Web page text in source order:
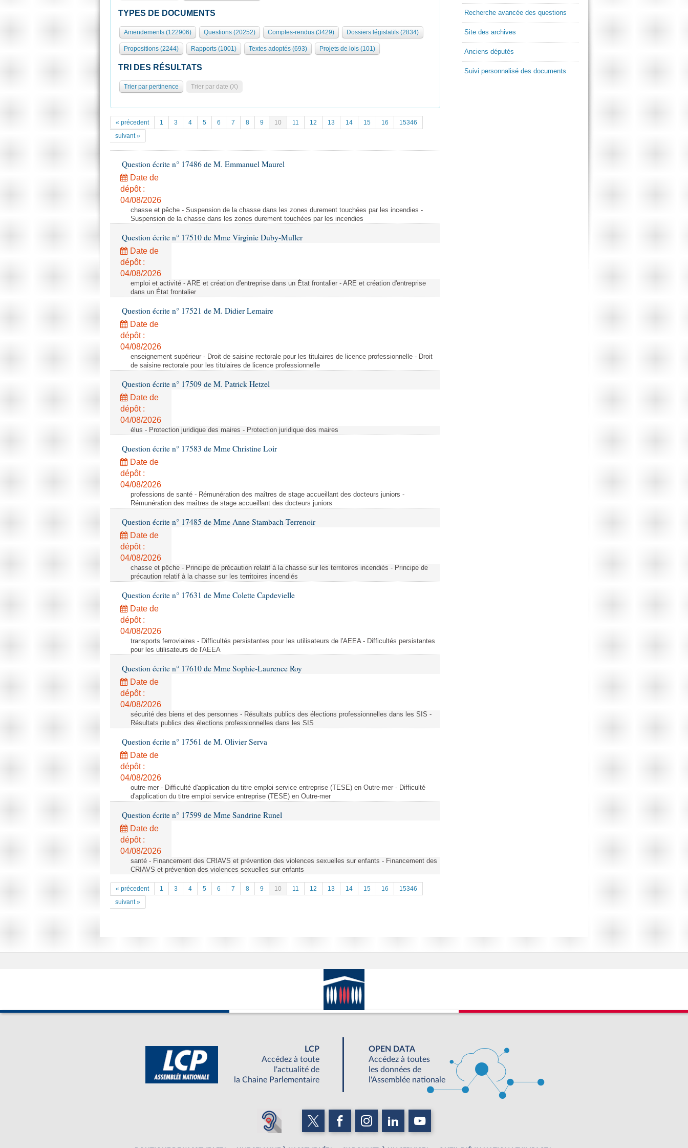
TYPES DE DOCUMENTS
Amendements (122906) Questions (20252) Comptes-rendus (3429) Dossiers législatifs (2834)
Propositions (2244) Rapports (1001) Textes adoptés (693) Projets de lois (101)
TRI DES RÉSULTATS
Trier par pertinence Trier par date (X)
« précedent 1 3 4 5 6 7 8 9 10 11 12 13 14 15 16
15346
suivant »
Question écrite n° 17486 de M. Emmanuel Maurel
Date de
dépôt :
04/08/2026
chasse et pêche - Suspension de la chasse dans les zones durement touchées par les incendies -
Suspension de la chasse dans les zones durement touchées par les incendies
Question écrite n° 17510 de Mme Virginie Duby-Muller
Date de
dépôt :
04/08/2026
emploi et activité - ARE et création d'entreprise dans un État frontalier - ARE et création d'entreprise
dans un État frontalier
Question écrite n° 17521 de M. Didier Lemaire
Date de
dépôt :
04/08/2026
enseignement supérieur - Droit de saisine rectorale pour les titulaires de licence professionnelle - Droit
de saisine rectorale pour les titulaires de licence professionnelle
Question écrite n° 17509 de M. Patrick Hetzel
Date de
dépôt :
04/08/2026
élus - Protection juridique des maires - Protection juridique des maires
Question écrite n° 17583 de Mme Christine Loir
Date de
dépôt :
04/08/2026
professions de santé - Rémunération des maîtres de stage accueillant des docteurs juniors -
Rémunération des maîtres de stage accueillant des docteurs juniors
Question écrite n° 17485 de Mme Anne Stambach-Terrenoir
Date de
dépôt :
04/08/2026
chasse et pêche - Principe de précaution relatif à la chasse sur les territoires incendiés - Principe de
précaution relatif à la chasse sur les territoires incendiés
Question écrite n° 17631 de Mme Colette Capdevielle
Date de
dépôt :
04/08/2026
transports ferroviaires - Difficultés persistantes pour les utilisateurs de l'AEEA - Difficultés persistantes
pour les utilisateurs de l'AEEA
Question écrite n° 17610 de Mme Sophie-Laurence Roy
Date de
dépôt :
04/08/2026
sécurité des biens et des personnes - Résultats publics des élections professionnelles dans les SIS -
Résultats publics des élections professionnelles dans les SIS
Question écrite n° 17561 de M. Olivier Serva
Date de
dépôt :
04/08/2026
outre-mer - Difficulté d'application du titre emploi service entreprise (TESE) en Outre-mer - Difficulté
d'application du titre emploi service entreprise (TESE) en Outre-mer
Question écrite n° 17599 de Mme Sandrine Runel
Date de
dépôt :
04/08/2026
santé - Financement des CRIAVS et prévention des violences sexuelles sur enfants - Financement des
CRIAVS et prévention des violences sexuelles sur enfants
« précedent 1 3 4 5 6 7 8 9 10 11 12 13 14 15 16
15346
suivant »
Recherche avancée des questions
Site des archives
Anciens députés
Suivi personnalisé des documents
LCP
Accédez à toute
l'actualité de
la Chaine Parlementaire
OPEN DATA
Accédez à toutes
les données de
l'Assemblée nationale